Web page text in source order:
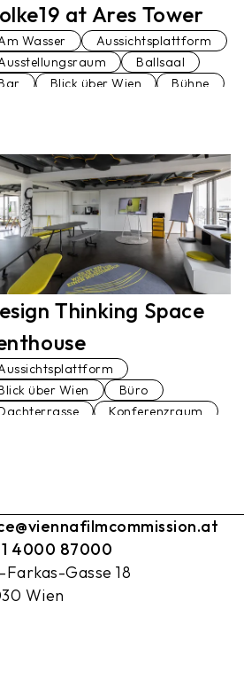
at Ares Tower
Wasser
Aussichtsplattform
Ballsaal
Blick über Wien
Bühne
Seminarraum
Terrasse
Thinking Space
über Wien
Büro
Konferenzraum
4000 87000
Gasse 18
Wien